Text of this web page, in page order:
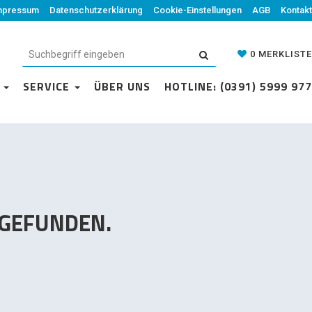
Datenschutzerklärung Cookie-Einstellungen AGB Kontakt
0 MERKLISTE
ÜBER UNS HOTLINE: (0391) 5999 977
Datenschutzerklärung Cookie-Einstellungen AGB Kontakt
0 MERKLISTE
SERVICE ÜBER UNS HOTLINE: (0391) 5999 977